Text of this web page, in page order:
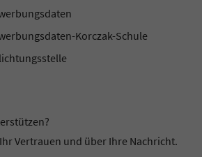
Korczak-Schule
Vertrauen und über Ihre Nachricht.